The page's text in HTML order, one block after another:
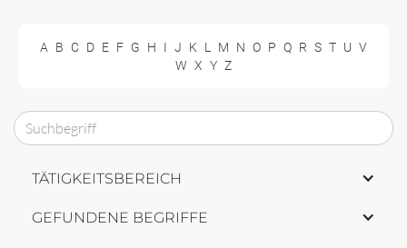
A B C D E F G H I J K L M N O P Q R S T U V
W X Y Z
TÄTIGKEITSBEREICH
GEFUNDENE BEGRIFFE